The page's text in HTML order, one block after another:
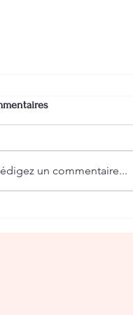
un commentaire...